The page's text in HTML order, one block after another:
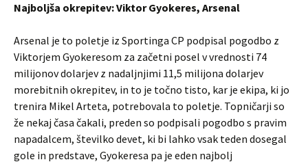
Najboljša okrepitev: Viktor Gyokeres, Arsenal
Arsenal je to poletje iz Sportinga CP podpisal pogodbo z
Viktorjem Gyokeresom za začetni posel v vrednosti 74
milijonov dolarjev z nadaljnjimi 11,5 milijona dolarjev
morebitnih okrepitev, in to je točno tisto, kar je ekipa, ki jo
trenira Mikel Arteta, potrebovala to poletje. Topničarji so
že nekaj časa čakali, preden so podpisali pogodbo s pravim
napadalcem, številko devet, ki bi lahko vsak teden dosegal
gole in predstave, Gyokeresa pa je eden najbolj